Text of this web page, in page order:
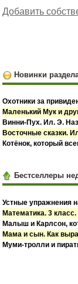
Добавить
Новинки
Охотники за
Маленький Мук и
Винни-Пух. Ил. Э.
Восточные сказки.
Котёнок, который
Бестселлеры
Устные упражнения
Математика. 3 класс.
Малыш и Карлсон,
Мама и сын. Как
Муми-тролли и